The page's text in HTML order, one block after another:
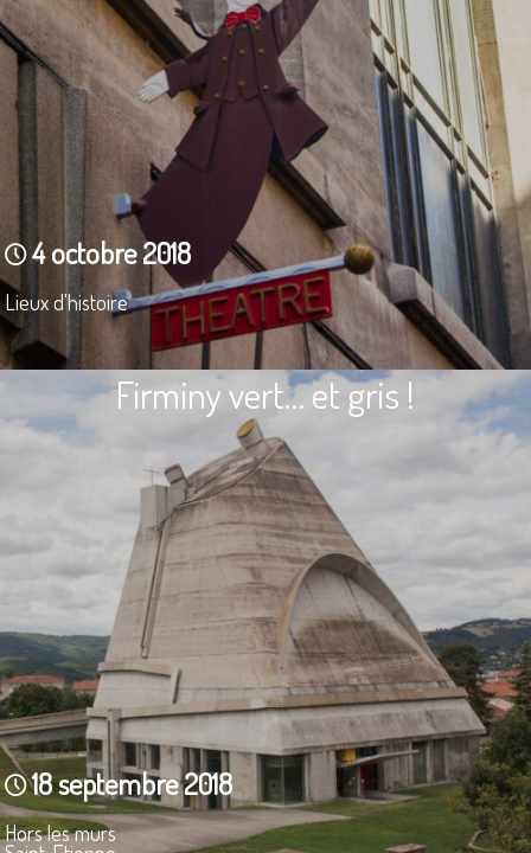
4 octobre 2018
Lieux d'histoire
Firminy vert… et gris !
18 septembre 2018
Hors les murs